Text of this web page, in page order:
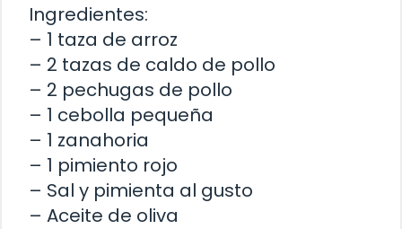
Ingredientes:
– 1 taza de arroz
– 2 tazas de caldo de pollo
– 2 pechugas de pollo
– 1 cebolla pequeña
– 1 zanahoria
– 1 pimiento rojo
– Sal y pimienta al gusto
– Aceite de oliva